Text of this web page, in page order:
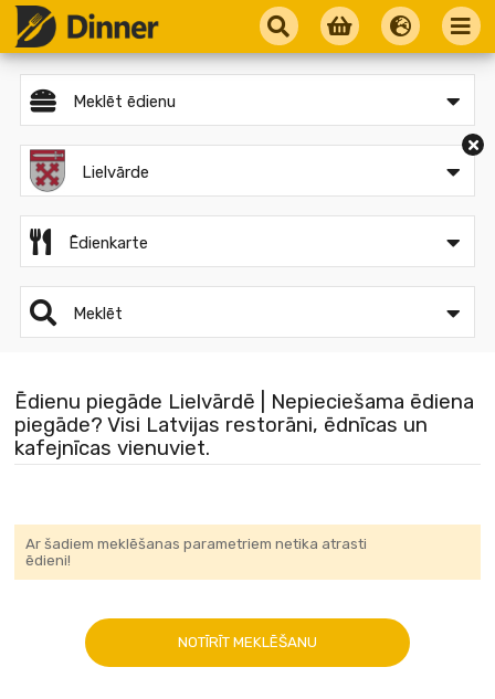
Meklēt ēdienu
Lielvārde
Ēdienkarte
Meklēt
Ēdienu piegāde Lielvārdē | Nepieciešama ēdiena
piegāde? Visi Latvijas restorāni, ēdnīcas un
kafejnīcas vienuviet.
Ar šadiem meklēšanas parametriem netika atrasti
ēdieni!
NOTĪRĪT MEKLĒŠANU